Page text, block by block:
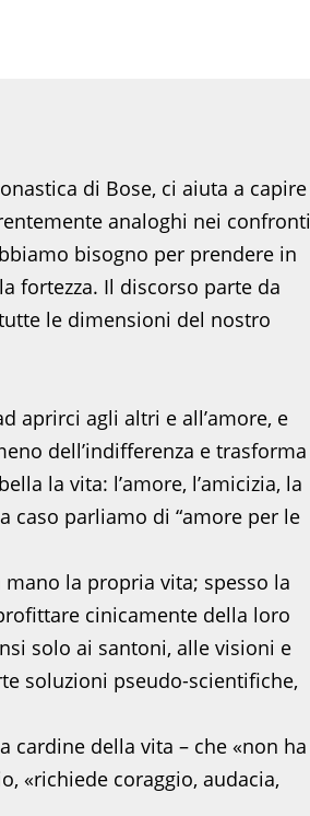
di Bose, ci aiuta a capire
analoghi nei confronti
bisogno per prendere in
fortezza. Il discorso parte da
le dimensioni del nostro
aprirci agli altri e all’amore, e
dell’indifferenza e trasforma
la vita: l’amore, l’amicizia, la
caso parliamo di “amore per le
la propria vita; spesso la
cinicamente della loro
solo ai santoni, alle visioni e
soluzioni pseudo-scientifiche,
cardine della vita – che «non ha
«richiede coraggio, audacia,